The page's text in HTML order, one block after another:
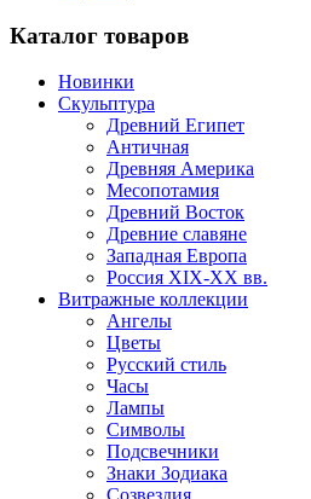
Каталог товаров
Новинки
Скульптура
Древний Египет
Античная
Древняя Америка
Месопотамия
Древний Восток
Древние славяне
Западная Европа
Россия XIX-XX вв.
Витражные коллекции
Ангелы
Цветы
Русский стиль
Часы
Лампы
Символы
Подсвечники
Знаки Зодиака